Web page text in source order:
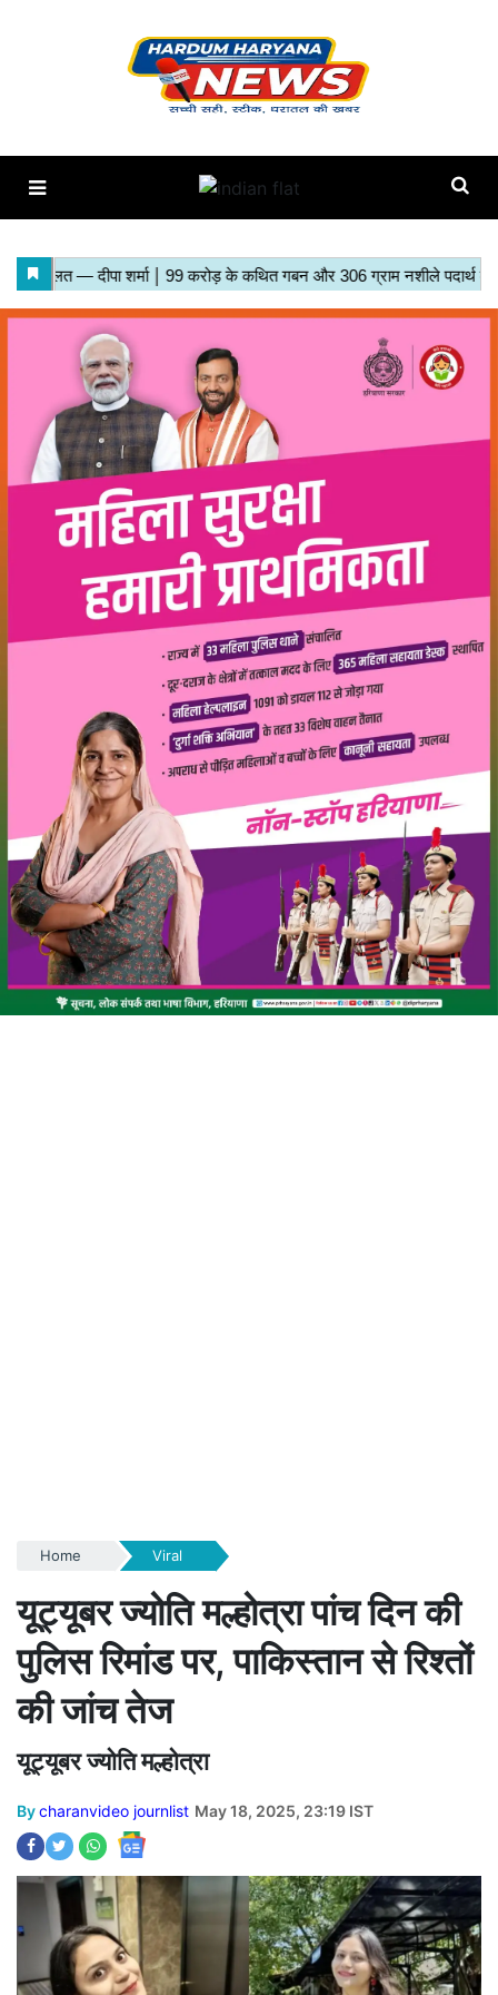
Home Viral
यूट्यूबर ज्योति मल्होत्रा पांच दिन की
पुलिस रिमांड पर, पाकिस्तान से रिश्तों
की जांच तेज
यूट्यूबर ज्योति मल्होत्रा
Bycharanvideo journlist May 18, 2025, 23:19 IST